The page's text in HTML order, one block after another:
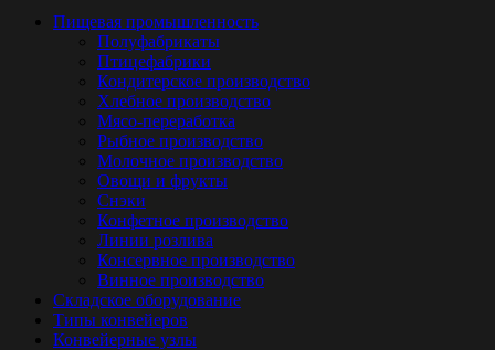
Пищевая промышленность
Полуфабрикаты
Птицефабрики
Кондитерское производство
Хлебное производство
Мясо-переработка
Рыбное производство
Молочное производство
Овощи и фрукты
Снэки
Конфетное производство
Линии розлива
Консервное производство
Винное производство
Складское оборудование
Типы конвейеров
Конвейерные узлы